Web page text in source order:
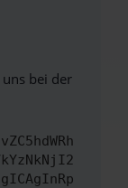
bei der